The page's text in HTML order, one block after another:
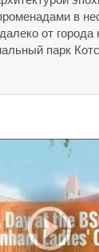
в
от города
парк